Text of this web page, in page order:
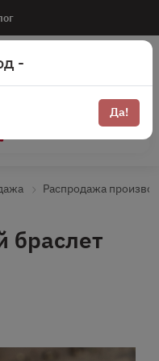
Распродажа
браслет
-
Да!